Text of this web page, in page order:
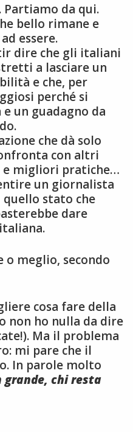
. Partiamo da qui.
bello rimane e
essere.
dire che gli italiani
a lasciare un
e che, per
perché si
un guadagno da
che dà solo
con altri
e migliori pratiche…
un giornalista
stato che
dare
o meglio, secondo
cosa fare della
non ho nulla da dire
Ma il problema
mi pare che il
In parole molto
grande, chi resta